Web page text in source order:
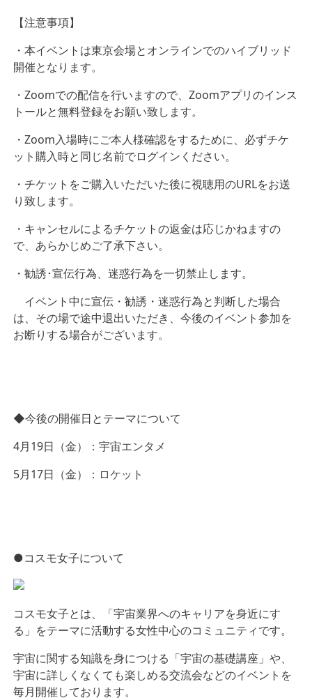
【注意事項】
・本イベントは東京会場とオンラインでのハイブリッド
開催となります。
・Zoomでの配信を行いますので、Zoomアプリのインス
トールと無料登録をお願い致します。
・Zoom入場時にご本人様確認をするために、必ずチケ
ット購入時と同じ名前でログインください。
・チケットをご購入いただいた後に視聴用のURLをお送
り致します。
・キャンセルによるチケットの返金は応じかねますの
で、あらかじめご了承下さい。
・勧誘･宣伝行為、迷惑行為を一切禁止します。
イベント中に宣伝・勧誘・迷惑行為と判断した場合
は、その場で途中退出いただき、今後のイベント参加を
お断りする場合がございます。
◆今後の開催日とテーマについて
4月19日（金）： 宇宙エンタメ
5月17日（金）： ロケット
●コスモ女子について
コスモ女子とは、「宇宙業界へのキャリアを身近にす
る」をテーマに活動する女性中心のコミュニティです。
宇宙に関する知識を身につける「宇宙の基礎講座」や、
宇宙に詳しくなくても楽しめる交流会などのイベントを
毎月開催しております。